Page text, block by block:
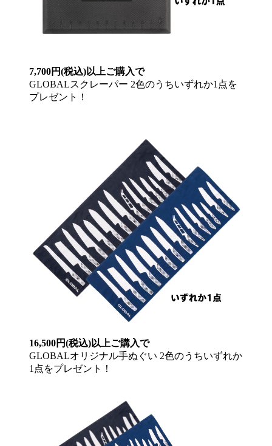
7,700円(税込)以上ご購入で
GLOBALスクレーパー 2色のうちいずれか1点を
プレゼント！
16,500円(税込)以上ご購入で
GLOBALオリジナル手ぬぐい 2色のうちいずれか
1点をプレゼント！